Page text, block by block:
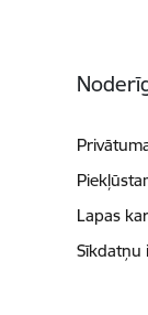
Lapas
Sīkdatņu